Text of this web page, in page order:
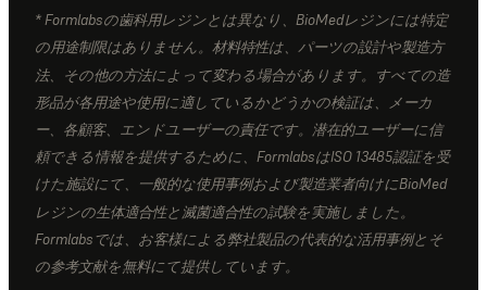
* Formlabsの歯科用レジンとは異なり、BioMedレジンには特定
の用途制限はありません。材料特性は、パーツの設計や製造方
法、その他の方法によって変わる場合があります。すべての造
形品が各用途や使用に適しているかどうかの検証は、メーカ
ー、各顧客、エンドユーザーの責任です。潜在的ユーザーに信
頼できる情報を提供するために、FormlabsはISO 13485認証を受
けた施設にて、一般的な使用事例および製造業者向けにBioMed
レジンの生体適合性と滅菌適合性の試験を実施しました。
Formlabsでは、お客様による弊社製品の代表的な活用事例とそ
の参考文献を無料にて提供しています。